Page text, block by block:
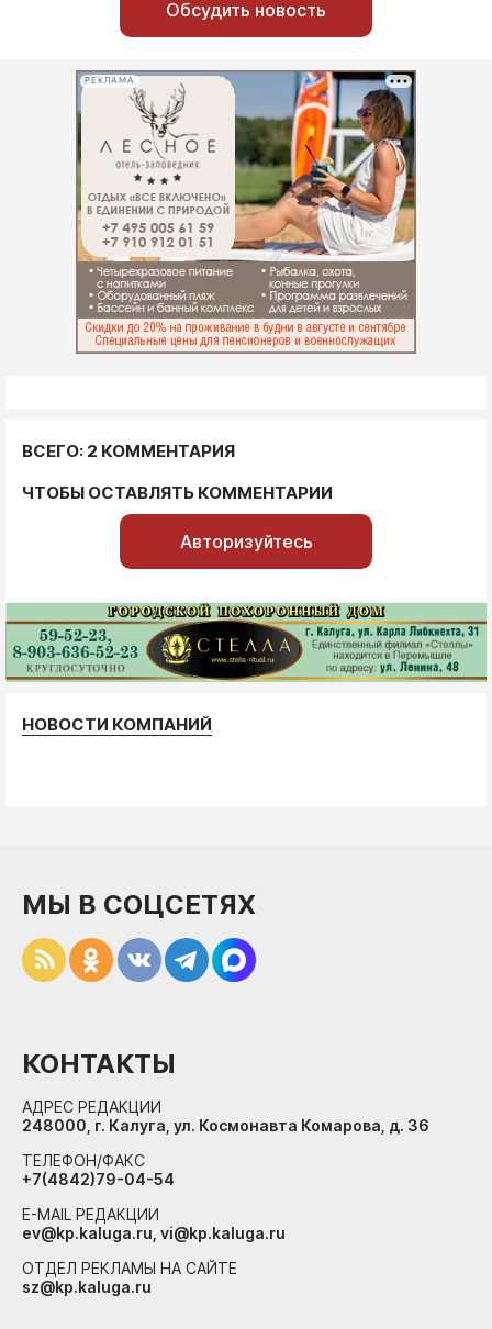
Обсудить новость
РЕКЛАМА
ВСЕГО: 2 КОММЕНТАРИЯ
ЧТОБЫ ОСТАВЛЯТЬ КОММЕНТАРИИ
Авторизуйтесь
НОВОСТИ КОМПАНИЙ
МЫ В СОЦСЕТЯХ
КОНТАКТЫ
АДРЕС РЕДАКЦИИ
248000, г. Калуга, ул. Космонавта Комарова, д. 36
ТЕЛЕФОН/ФАКС
+7(4842)79-04-54
E-MAIL РЕДАКЦИИ
ev@kp.kaluga.ru, vi@kp.kaluga.ru
ОТДЕЛ РЕКЛАМЫ НА САЙТЕ
sz@kp.kaluga.ru